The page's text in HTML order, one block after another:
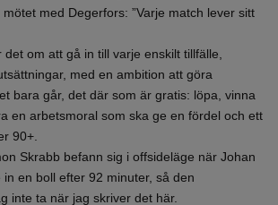
med Degerfors: ”Varje match lever sitt
om att gå in till varje enskilt tillfälle,
med en ambition att göra
bara går, det där som är gratis: löpa, vinna
en arbetsmoral som ska ge en fördel och ett
90+.
Skrabb befann sig i offsideläge när Johan
en boll efter 92 minuter, så den
inte ta när jag skriver det här.